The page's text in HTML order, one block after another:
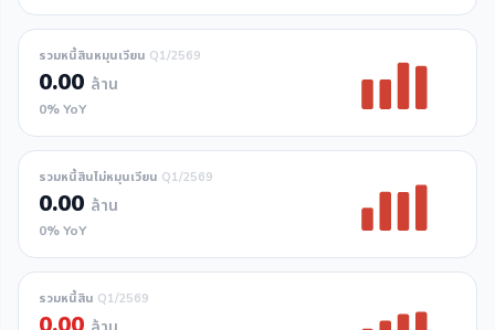
รวมหนี้สินหมุนเวียน Q1/2569
0.00 ล้าน
0% YoY
รวมหนี้สินไม่หมุนเวียน Q1/2569
0.00 ล้าน
0% YoY
รวมหนี้สิน Q1/2569